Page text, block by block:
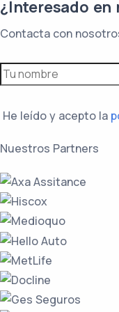
¿Interesado
Contacta con
He leído y acepto la
Nuestros Partners